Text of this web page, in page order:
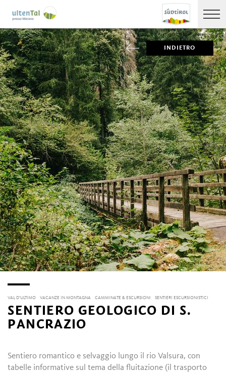
INDIETRO
VAL D'ULTIMO VACANZE IN MONTAGNA CAMMINATE & ESCURSIONI SENTIERI ESCURSIONISTICI
SENTIERO GEOLOGICO DI S.
PANCRAZIO
Sentiero romantico e selvaggio lungo il rio Valsura, con
tabelle informative sul tema della fluitazione (il trasporto